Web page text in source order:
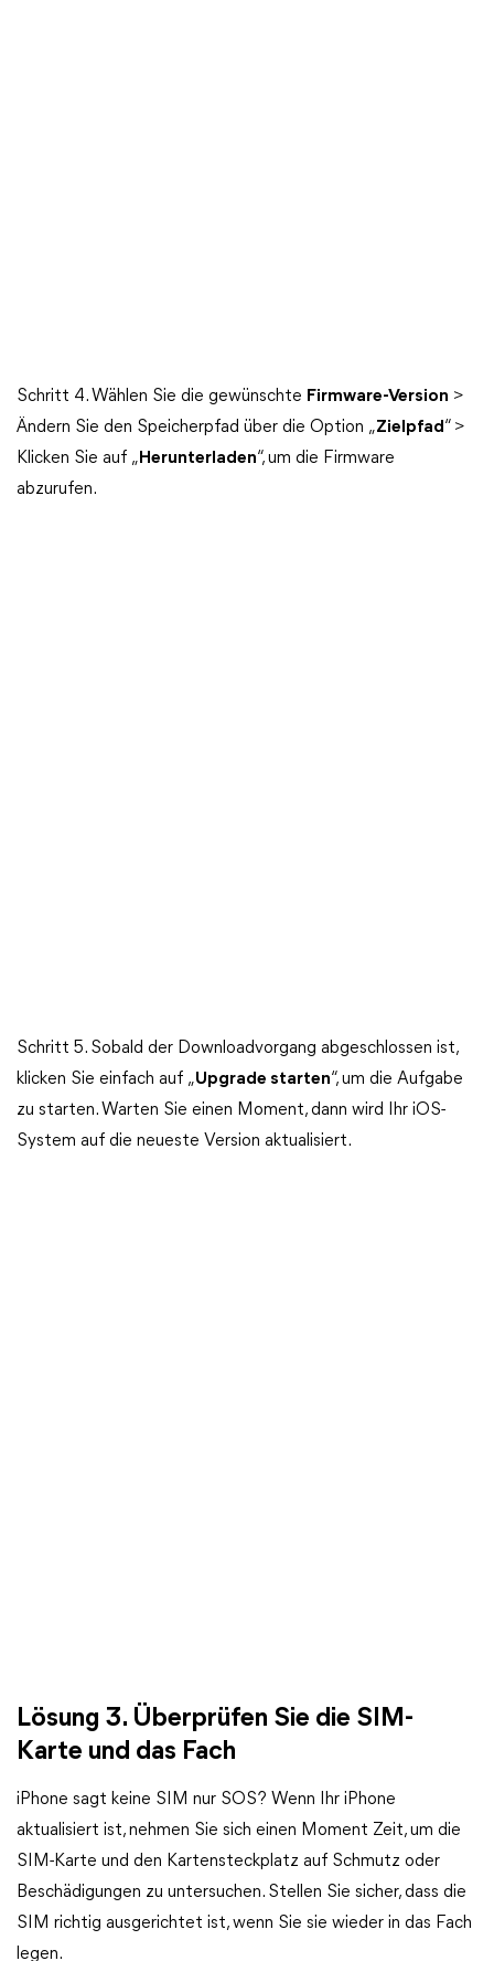
Schritt 4. Wählen Sie die gewünschte Firmware-Version >
Ändern Sie den Speicherpfad über die Option „Zielpfad“ >
Klicken Sie auf „ Herunterladen“, um die Firmware
abzurufen.
Schritt 5. Sobald der Downloadvorgang abgeschlossen ist,
klicken Sie einfach auf „Upgrade starten“, um die Aufgabe
zu starten. Warten Sie einen Moment, dann wird Ihr iOS-
System auf die neueste Version aktualisiert.
Lösung 3. Überprüfen Sie die SIM-
Karte und das Fach
iPhone sagt keine SIM nur SOS? Wenn Ihr iPhone
aktualisiert ist, nehmen Sie sich einen Moment Zeit, um die
SIM-Karte und den Kartensteckplatz auf Schmutz oder
Beschädigungen zu untersuchen. Stellen Sie sicher, dass die
SIM richtig ausgerichtet ist, wenn Sie sie wieder in das Fach
legen.